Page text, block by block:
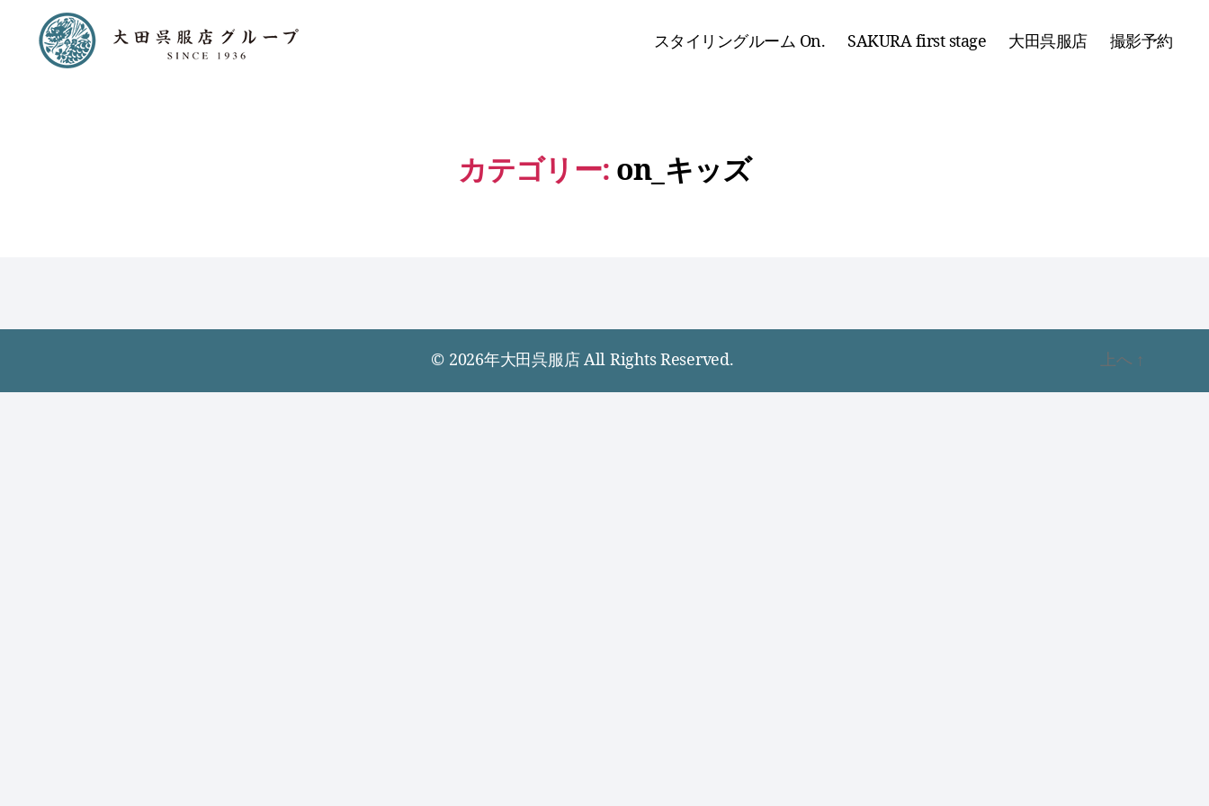
スタイリングルーム On. SAKURA first stage 大田呉服店 撮影予約
カテゴリー: on_キッズ
© 2026年大田呉服店 All Rights Reserved. 上へ ↑